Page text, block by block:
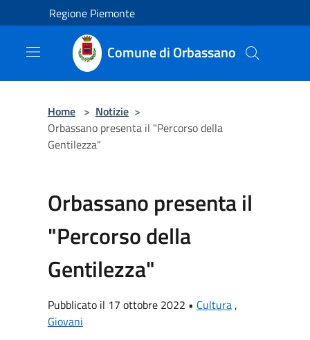
Salta al contenuto principale
Regione Piemonte
Comune di Orbassano
Home > Notizie >
Orbassano presenta il "Percorso della
Gentilezza"
Orbassano presenta il
"Percorso della
Gentilezza"
Pubblicato il 17 ottobre 2022 • Cultura,
Giovani